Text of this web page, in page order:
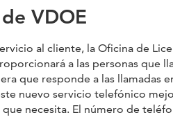
VDOE
al cliente, la Oficina de
a las personas que
que responde a las
nuevo servicio telefónico
necesita. El número de